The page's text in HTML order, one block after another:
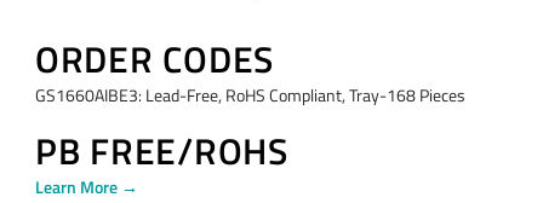
ORDER CODES
GS1660AIBE3: Lead-Free, RoHS Compliant, Tray-168 Pieces
PB FREE/ROHS
Learn More →